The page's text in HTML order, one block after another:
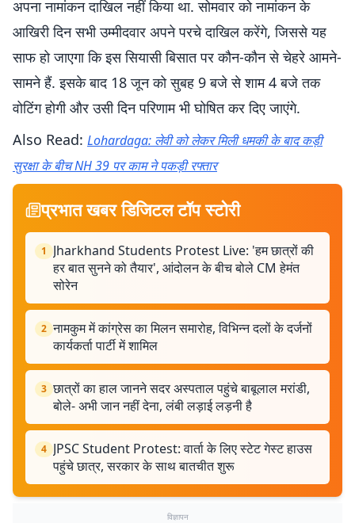
अपना नामांकन दाखिल नहीं किया था. सोमवार को नामांकन के
आखिरी दिन सभी उम्मीदवार अपने परचे दाखिल करेंगे, जिससे यह
साफ हो जाएगा कि इस सियासी बिसात पर कौन-कौन से चेहरे आमने-
सामने हैं. इसके बाद 18 जून को सुबह 9 बजे से शाम 4 बजे तक
वोटिंग होगी और उसी दिन परिणाम भी घोषित कर दिए जाएंगे.
Also Read: Lohardaga: लेवी को लेकर मिली धमकी के बाद कड़ी
सुरक्षा के बीच NH 39 पर काम ने पकड़ी रफ्तार
प्रभात खबर डिजिटल टॉप स्टोरी
1
Jharkhand Students Protest Live: 'हम छात्रों की
हर बात सुनने को तैयार', आंदोलन के बीच बोले CM हेमंत
सोरेन
2 नामकुम में कांग्रेस का मिलन समारोह, विभिन्न दलों के दर्जनों
कार्यकर्ता पार्टी में शामिल
3 छात्रों का हाल जानने सदर अस्पताल पहुंचे बाबूलाल मरांडी,
बोले- अभी जान नहीं देना, लंबी लड़ाई लड़नी है
4 JPSC Student Protest: वार्ता के लिए स्टेट गेस्ट हाउस
पहुंचे छात्र, सरकार के साथ बातचीत शुरू
विज्ञापन